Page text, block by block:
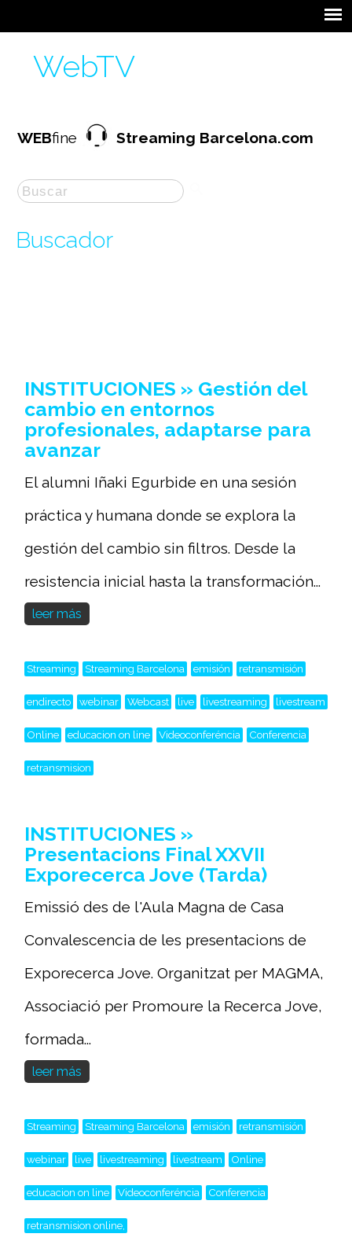
WebTV
WEBfineStreaming Barcelona.com
Buscador
INSTITUCIONES » Gestión del
cambio en entornos
profesionales, adaptarse para
avanzar
El alumni Iñaki Egurbide en una sesión
práctica y humana donde se explora la
gestión del cambio sin filtros. Desde la
resistencia inicial hasta la transformación...
leer más
Streaming Streaming Barcelona emisión retransmisión
endirecto webinar Webcast live livestreaming livestream
Online educacion on line Videoconferéncia Conferencia
retransmision
INSTITUCIONES »
Presentacions Final XXVII
Exporecerca Jove (Tarda)
Emissió des de l'Aula Magna de Casa
Convalescencia de les presentacions de
Exporecerca Jove. Organitzat per MAGMA,
Associació per Promoure la Recerca Jove,
formada...
leer más
Streaming Streaming Barcelona emisión retransmisión
webinar live livestreaming livestream Online
educacion on line Videoconferéncia Conferencia
retransmision online,